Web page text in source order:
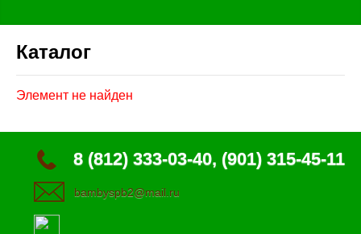
Каталог
Элемент не найден
8 (812) 333-03-40, (901) 315-45-11
bambyspb2@mail.ru